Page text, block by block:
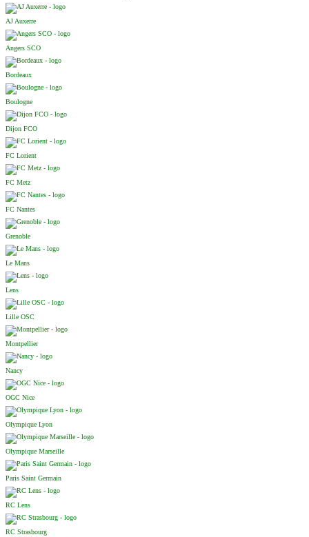
AJ Auxerre
Angers SCO
Bordeaux
Boulogne
Dijon FCO
FC Lorient
FC Metz
FC Nantes
Grenoble
Le Mans
Lens
Lille OSC
Montpellier
Nancy
OGC Nice
Olympique Lyon
Olympique Marseille
Paris Saint Germain
RC Lens
RC Strasbourg